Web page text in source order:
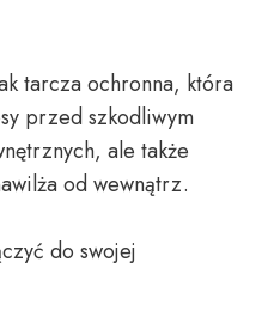
tarcza ochronna, która
przed szkodliwym
ale także
od wewnątrz.
do swojej